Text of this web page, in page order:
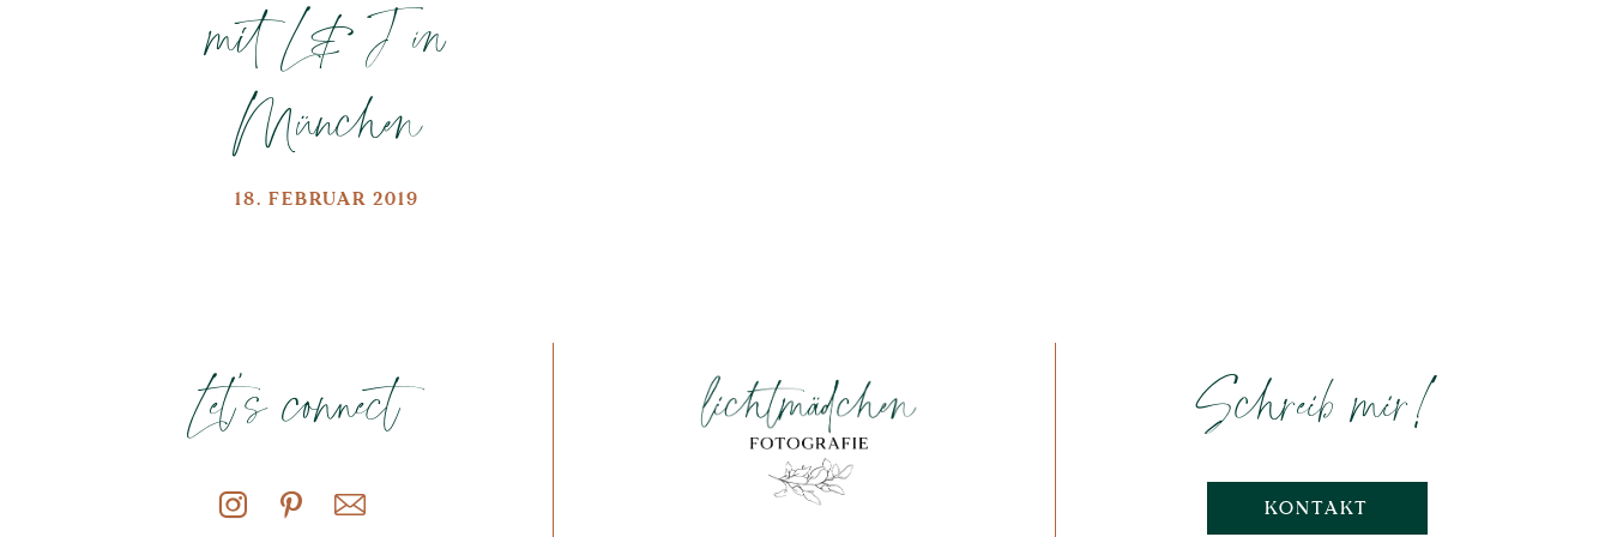
mit L&J in
München
18. FEBRUAR 2019
Schreib mir!
Let's connect
KONTAKT